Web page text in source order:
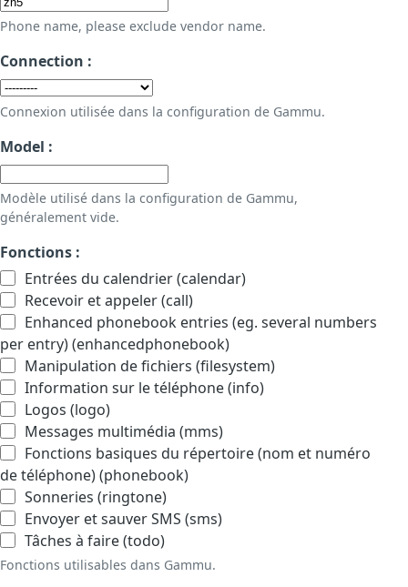
Phone name, please exclude vendor name.
Connection :
Connexion utilisée dans la configuration de Gammu.
Model :
Modèle utilisé dans la configuration de Gammu,
généralement vide.
Fonctions :
Entrées du calendrier (calendar)
Recevoir et appeler (call)
Enhanced phonebook entries (eg. several numbers
per entry) (enhancedphonebook)
Manipulation de fichiers (filesystem)
Information sur le téléphone (info)
Logos (logo)
Messages multimédia (mms)
Fonctions basiques du répertoire (nom et numéro
de téléphone) (phonebook)
Sonneries (ringtone)
Envoyer et sauver SMS (sms)
Tâches à faire (todo)
Fonctions utilisables dans Gammu.